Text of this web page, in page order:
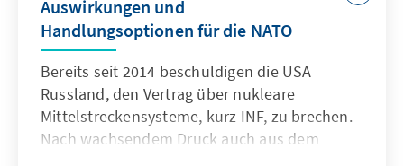
diesen Bedeutungszuwachs
religionspolitischer Handlungsfelder
Staat und Glaubensgemeinschaften als
eigenständiges Politikfeld begreifen.
Auswirkungen und
Handlungsoptionen für die NATO
Bereits seit 2014 beschuldigen die USA
Russland, den Vertrag über nukleare
Mittelstreckensysteme, kurz INF, zu brechen.
Nach wachsendem Druck auch aus dem